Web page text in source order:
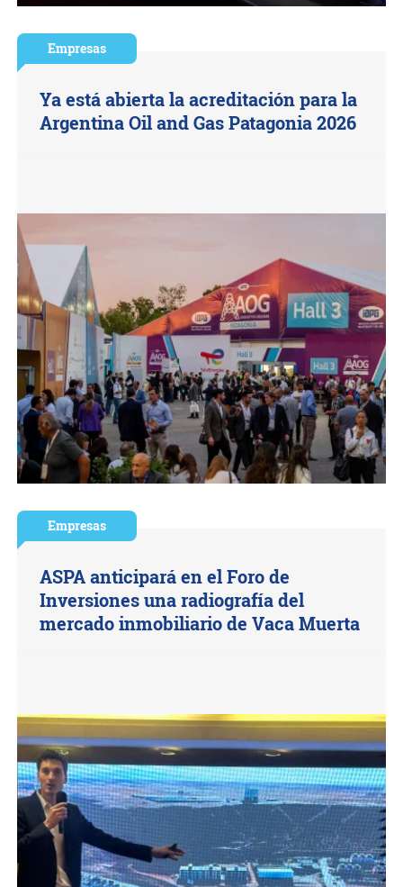
Empresas
Ya está abierta la acreditación para la
Argentina Oil and Gas Patagonia 2026
Empresas
ASPA anticipará en el Foro de
Inversiones una radiografía del
mercado inmobiliario de Vaca Muerta